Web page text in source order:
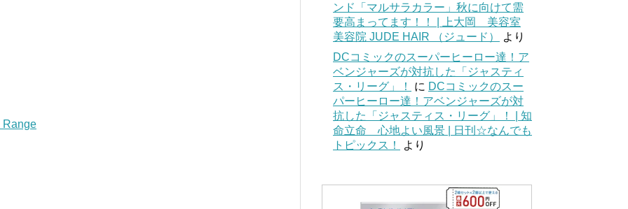
Range
ンド「マルサラカラー」秋に向けて需
要高まってます！！ | 上大岡 美容室
美容院 JUDE HAIR （ジュード）
より
DCコミックのスーパーヒーロー達！ア
ベンジャーズが対抗した「ジャスティ
ス・リーグ」！
に DCコミックのスー
パーヒーロー達！アベンジャーズが対
抗した「ジャスティス・リーグ」！ | 知
命立命 心地よい風景 | 日刊☆なんでも
トピックス！
より